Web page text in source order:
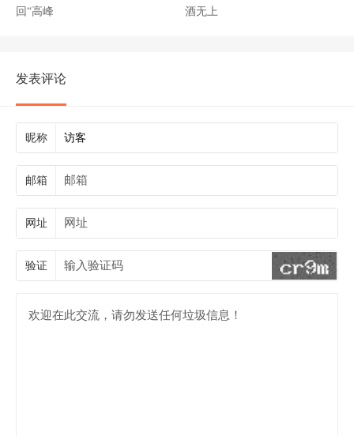
回“高峰
酒无上
发表评论
昵称
邮箱
网址
验证